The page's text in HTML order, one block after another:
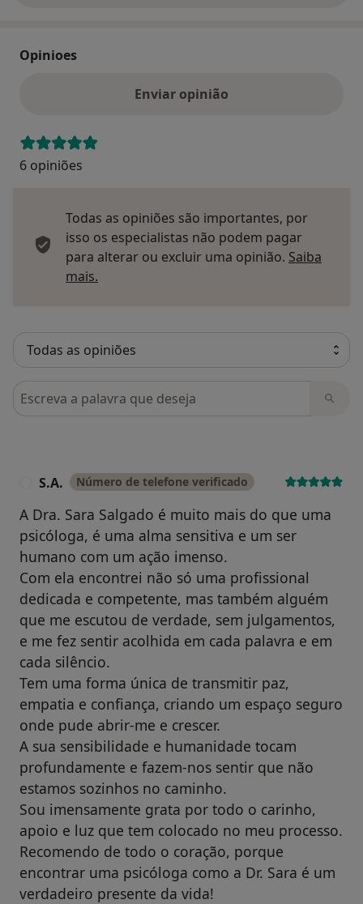
Opinioes
Enviar opinião
6 opiniões
Todas as opiniões são importantes, por
isso os especialistas não podem pagar
para alterar ou excluir uma opinião. Saiba
mais.
Pesquisar em opiniões
S.A. Número de telefone verificado
A Dra. Sara Salgado é muito mais do que uma
psicóloga, é uma alma sensitiva e um ser
humano com um ação imenso.
Com ela encontrei não só uma profissional
dedicada e competente, mas também alguém
que me escutou de verdade, sem julgamentos,
e me fez sentir acolhida em cada palavra e em
cada silêncio.
Tem uma forma única de transmitir paz,
empatia e confiança, criando um espaço seguro
onde pude abrir-me e crescer.
A sua sensibilidade e humanidade tocam
profundamente e fazem-nos sentir que não
estamos sozinhos no caminho.
Sou imensamente grata por todo o carinho,
apoio e luz que tem colocado no meu processo.
Recomendo de todo o coração, porque
encontrar uma psicóloga como a Dr. Sara é um
verdadeiro presente da vida!